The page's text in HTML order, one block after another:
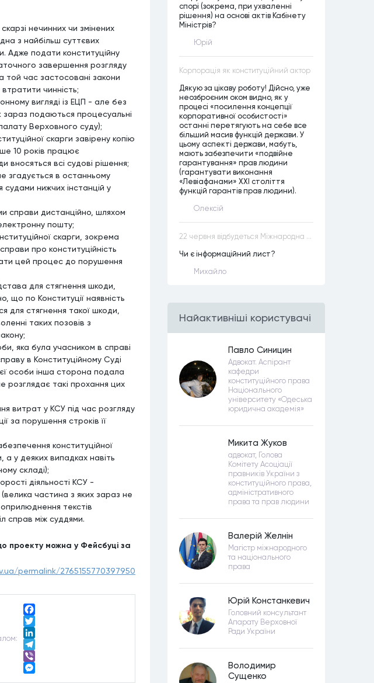
нечинних чи змінених
з найбільш суттєвих
Адже подати конституційну
завершення розгляду
час застосовані закони
чинність;
вигляді із ЕЦП - але без
зараз подаються процесуальні
Верховного суду);
скарги завірену копію
10 років працює
вносяться всі судові рішення;
згадується в останньому
судами нижчих інстанцій у
справи дистанційно, шляхом
пошту;
скарги, зокрема
про конституційність
цей процес до порушення
для стягнення шкоди,
що по Конституції наявність
для стягнення такої шкоди,
таких позовів з
яка була учасником в справі
в Конституційному Суді
особи інша сторона подала
розглядає такі прохання цих
витрат у КСУ під час розгляду
за порушення строків її
конституційної
у деяких випадках навіть
складі);
діяльності КСУ -
(велика частина з яких зараз не
текстів
справ між суддями.
проекту можна у Фейсбуці за
permalink/2765155770397950
Facebook
Twitter
LinkedIn
Telegram
Viber
спорі (зокрема, при ухваленні
рішення) на основі актів Кабінету
Міністрів?
Юрій
Корпорація як конституційний актор
Дякую за цікаву роботу! Дійсно, уже
неозброєним оком видно, як у
процесі «посилення концепції
корпоративної особистості»
останні перетягують на себе все
більший масив функцій держави. У
цьому аспекті держави, мабуть,
мають забезпечити «подвійне
гарантування» прав людини
(гарантувати виконання
«Левіафанами» ХХІ століття
функцій гарантів прав людини).
Олексій
22 червня відбудеться Міжнародна науково-практична конференція “Конституційна демократія в умовах загроз територіальній цілісності та національній безпеці”
Чи є інформаційний лист?
Михайло
Найактивнiшi користувачi
Павло Синицин
Адвокат. Аспірант
кафедри
конституційного права
Національного
університету «Одеська
юридична академія»
Микита Жуков
адвокат, Голова
Комітету Асоціації
правників України з
конституційного права,
адміністративного
права та прав людини
Валерій Желнін
Магістр міжнародного
та національного
права
Юрій Констанкевич
Головний консультант
Апарату Верховної
Ради України
Володимир
Сущенко